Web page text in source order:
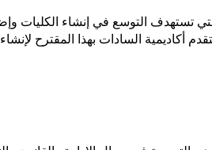
تستهدف التوسع في إنشاء الكليات
أكاديمية السادات بهذا المقترح